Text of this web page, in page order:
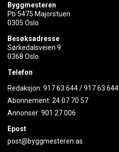
Byggmesteren
Pb 5475 Majorstuen
0305 Oslo
Besøksadresse
Sørkedalsveien 9
0368 Oslo
Telefon
Redaksjon: 917 63 644/917 63 644
Abonnement: 24 07 70 57
Annonser: 901 27 006
Epost
post@byggmesteren.as